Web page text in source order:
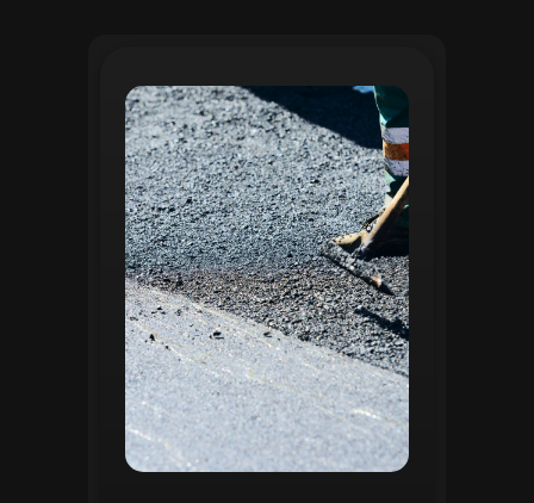
Na Gestão de Pavimentação, o Regente
oferece ferramentas para mapear, avaliar
e monitorar a infraestrutura viária. O
sistema permite registrar condições dos
pavimentos, identificar áreas críticas e
planejar ações de manutenção preventiva
e corretiva. Com o auxílio do
geoprocessamento, é possível gerar
mapas detalhados que facilitam a
priorização de intervenções, otimizando
recursos e assegurando maior
durabilidade das vias. Relatórios
personalizáveis garantem transparência e
suporte na tomada de decisões
estratégicas.